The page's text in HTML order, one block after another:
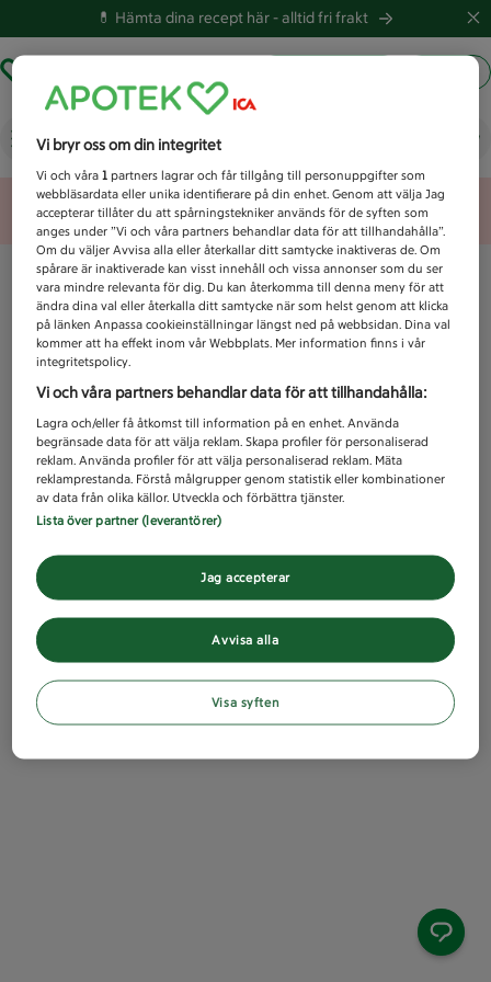
💊 Hämta dina recept här -alltid fri frakt
Vad letar du efter idag?
Unknown error
Vi bryr oss om din integritet
Vi och våra1 partners lagrar och får tillgång till personuppgifter som
webbläsardata eller unika identifierare på din enhet. Genom att välja Jag
accepterar tillåter du att spårningstekniker används för de syften som
anges under ”Vi och våra partners behandlar data för att tillhandahålla”.
Om du väljer Avvisa alla eller återkallar ditt samtycke inaktiveras de. Om
spårare är inaktiverade kan visst innehåll och vissa annonser som du ser
vara mindre relevanta för dig. Du kan återkomma till denna meny för att
ändra dina val eller återkalla ditt samtycke när som helst genom att klicka
på länken Anpassa cookieinställningar längst ned på webbsidan. Dina val
kommer att ha effekt inom vår Webbplats. Mer information finns i vår
integritetspolicy.
Vi och våra partners behandlar data för att tillhandahålla:
Lagra och/eller få åtkomst till information på en enhet. Använda
begränsade data för att välja reklam. Skapa profiler för personaliserad
reklam. Använda profiler för att välja personaliserad reklam. Mäta
reklamprestanda. Förstå målgrupper genom statistik eller kombinationer
av data från olika källor. Utveckla och förbättra tjänster.
Lista över partner (leverantörer)
Avvisa alla
Jag accepterar
Visa syften